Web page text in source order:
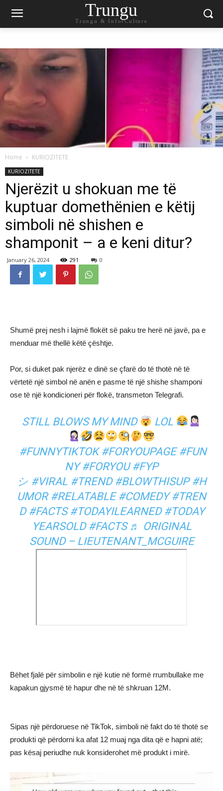
Trungu
Trungu & InforCulture
Home KURIOZITETE
KURIOZITETE
Njerëzit u shokuan me të
kuptuar domethënien e këtij
simboli në shishen e
shamponit – a e keni ditur?
January 26, 2024 291 0
Shumë prej nesh i lajmë flokët së paku tre herë në javë, pa e
menduar më thellë këtë çështje.
Por, si duket pak njerëz e dinë se çfarë do të thotë në të
vërtetë një simbol në anën e pasme të një shishe shamponi
ose të një kondicioneri për flokë, transmeton Telegrafi.
STILL BLOWS MY MIND LOL
#FUNNYTIKTOK #FORYOUPAGE #FUN
NY #FORYOU #FYP
シ #VIRAL #TREND #BLOWTHISUP #H
UMOR #RELATABLE #COMEDY #TREN
D #FACTS #TODAYILEARNED #TODAY
YEARSOLD #FACTS ♬ ORIGINAL
SOUND – LIEUTENANT_MCGUIRE
Bëhet fjalë për simbolin e një kutie në formë rrumbullake me
kapakun gjysmë të hapur dhe në të shkruan 12M.
Sipas një përdoruese në TikTok, simboli në fakt do të thotë se
produkti që përdorni ka afat 12 muaj nga dita që e hapni atë;
pas kësaj periudhe nuk konsiderohet më produkt i mirë.